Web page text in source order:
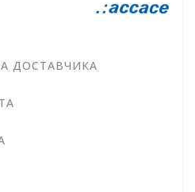
ДОСТАВЧИКА